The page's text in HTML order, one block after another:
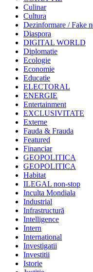
Culinar
Cultura
Dezinformare / Fake
Diaspora
DIGITAL WORLD
Diplomatie
Ecologie
Economie
Educatie
ELECTORAL
ENERGIE
Entertainment
EXCLUSIVITATE
Externe
Fauda & Frauda
Featured
Financiar
GEOPOLITICA
GEOPOLITICA
Habitat
ILEGAL non-stop
Inculta Mondiala
Industrial
Infrastructură
Intelligence
Intern
International
Investigatii
Investitii
Istorie